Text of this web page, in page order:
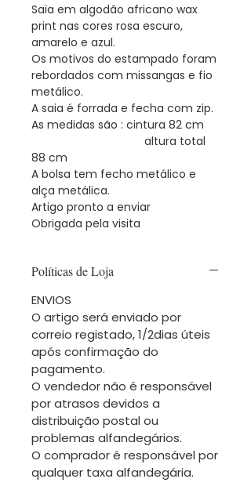
Saia em algodão africano wax
print nas cores rosa escuro,
amarelo e azul.
Os motivos do estampado foram
rebordados com missangas e fio
metálico.
A saia é forrada e fecha com zip.
As medidas são : cintura 82 cm
altura total
88 cm
A bolsa tem fecho metálico e
alça metálica.
Artigo pronto a enviar
Obrigada pela visita
Políticas de Loja
ENVIOS
O artigo será enviado por
correio registado, 1/2dias úteis
após confirmação do
pagamento.
O vendedor não é responsável
por atrasos devidos a
distribuição postal ou
problemas alfandegários.
O comprador é responsável por
qualquer taxa alfandegária.